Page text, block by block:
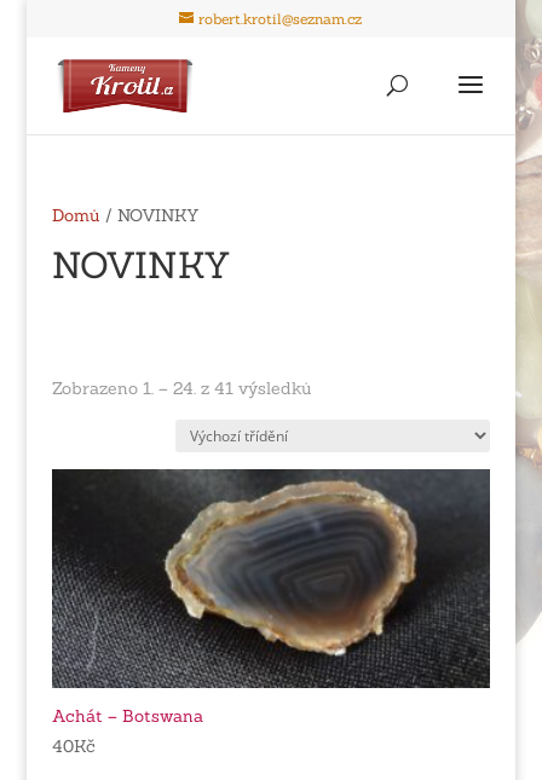
robert.krotil@seznam.cz
Domů / NOVINKY
NOVINKY
Zobrazeno 1. – 24. z 41 výsledků
Achát – Botswana
40Kč